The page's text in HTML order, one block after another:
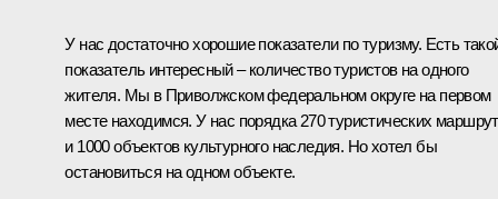
У нас достаточно хорошие показатели по туризму. Есть
показатель интересный – количество туристов на одного
жителя. Мы в Приволжском федеральном округе на первом
месте находимся. У нас порядка 270 туристических
и 1000 объектов культурного наследия. Но хотел бы
остановиться на одном объекте.